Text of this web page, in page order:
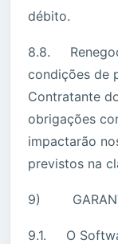
débito.
8.8.
condições de
Contratante
obrigações
impactarão
previstos na
9)
9.1. O